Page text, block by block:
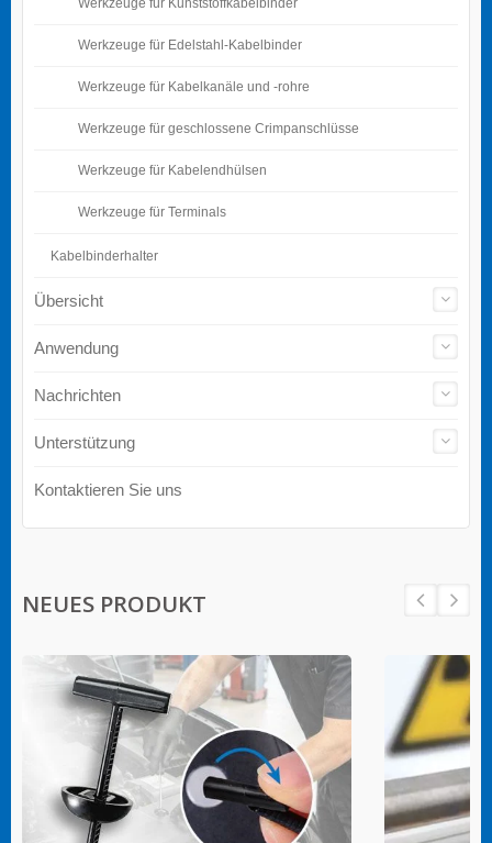
Werkzeuge für Edelstahl-Kabelbinder
Werkzeuge für Kabelkanäle und -rohre
Werkzeuge für geschlossene Crimpanschlüsse
Werkzeuge für Kabelendhülsen
Werkzeuge für Terminals
Kabelbinderhalter
Übersicht
Anwendung
Nachrichten
Unterstützung
Kontaktieren Sie uns
NEUES PRODUKT